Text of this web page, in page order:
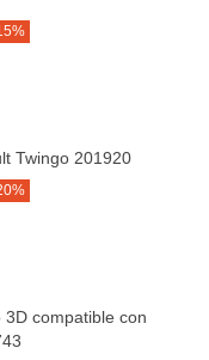
Twingo 201920
compatible con